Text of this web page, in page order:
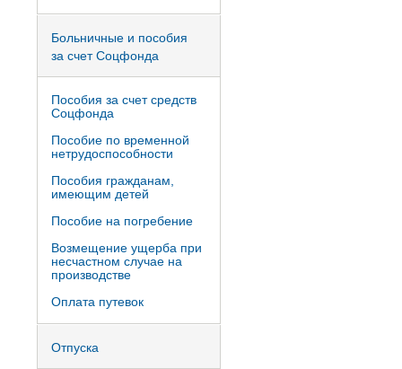
Больничные и пособия
за счет Соцфонда
Пособия за счет средств
Соцфонда
Пособие по временной
нетрудоспособности
Пособия гражданам,
имеющим детей
Пособие на погребение
Возмещение ущерба при
несчастном случае на
производстве
Оплата путевок
Отпуска